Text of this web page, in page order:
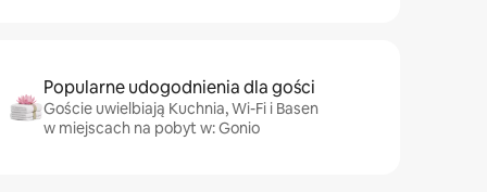
Popularne udogodnienia dla gości
Goście uwielbiają Kuchnia, Wi-Fi i Basen
w miejscach na pobyt w: Gonio